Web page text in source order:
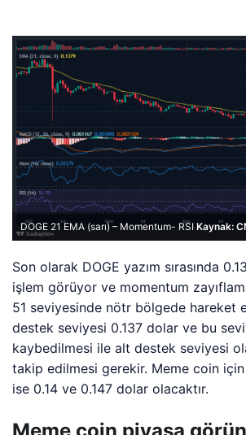
DOGE 21 EMA (sarı) – Momentum- RSI Kaynak:
Son olarak DOGE yazım sırasında
işlem görüyor ve momentum
51 seviyesinde nötr bölgede hareket
destek seviyesi 0.137 dolar ve bu
kaybedilmesi ile alt destek seviyesi
takip edilmesi gerekir. Meme coin
ise 0.14 ve 0.147 dolar olacaktır.